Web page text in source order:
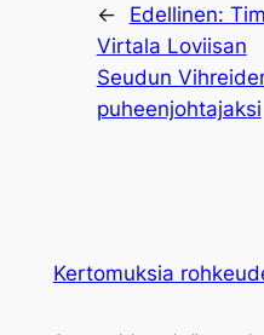
← Edellinen:
Virtala Loviisan
Seudun
puheenjohtajaksi
Kertomuksia